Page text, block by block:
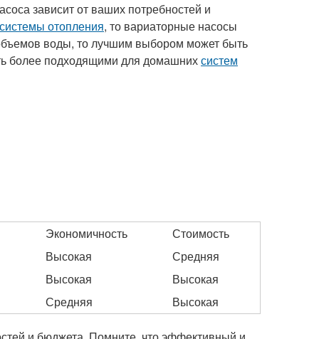
зависит от ваших потребностей и
системы отопления, то вариаторные насосы
воды, то лучшим выбором может быть
более подходящими для домашнихсистем
Экономичность
Стоимость
Высокая
Средняя
Высокая
Высокая
Средняя
Высокая